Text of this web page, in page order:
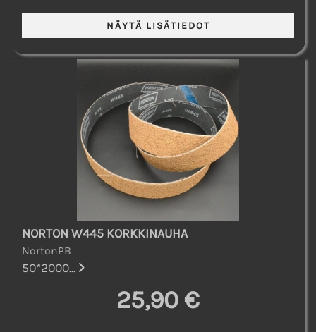
NORTON W445 KORKKINAUHA
NortonPB
50*2000...
25,90 €